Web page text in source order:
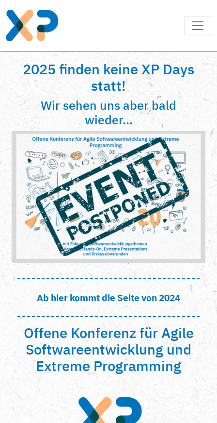
2025 finden keine XP Days
statt!
Wir sehen uns aber bald
wieder...
Ab hier kommt die Seite von 2024
Offene Konferenz für Agile
Softwareentwicklung und
Extreme Programming